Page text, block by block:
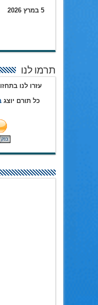
5 במרץ 2026
תרמו לנו
עזרו לנו
כל תורם יוצג